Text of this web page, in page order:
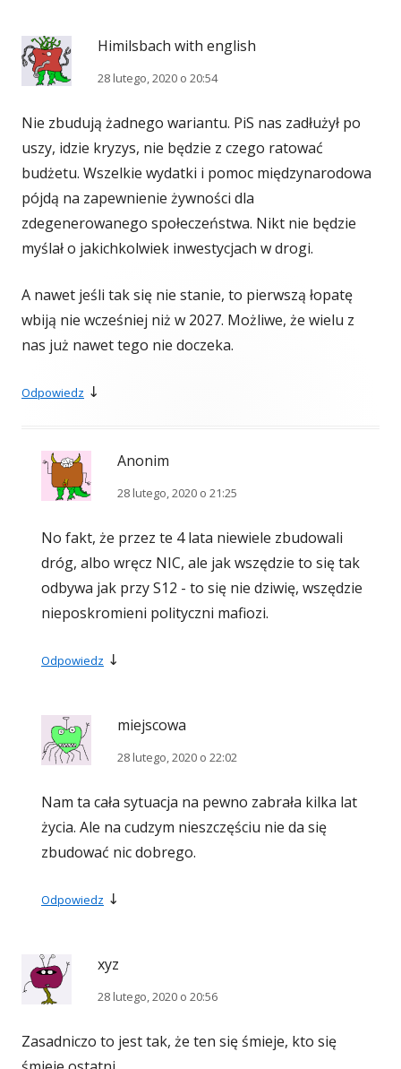
Himilsbach with english
28 lutego, 2020 o 20:54
Nie zbudują żadnego wariantu. PiS nas zadłużył po
uszy, idzie kryzys, nie będzie z czego ratować
budżetu. Wszelkie wydatki i pomoc międzynarodowa
pójdą na zapewnienie żywności dla
zdegenerowanego społeczeństwa. Nikt nie będzie
myślał o jakichkolwiek inwestycjach w drogi.
A nawet jeśli tak się nie stanie, to pierwszą łopatę
wbiją nie wcześniej niż w 2027. Możliwe, że wielu z
nas już nawet tego nie doczeka.
Odpowiedz ↓
Anonim
28 lutego, 2020 o 21:25
No fakt, że przez te 4 lata niewiele zbudowali
dróg, albo wręcz NIC, ale jak wszędzie to się tak
odbywa jak przy S12 - to się nie dziwię, wszędzie
nieposkromieni polityczni mafiozi.
Odpowiedz ↓
miejscowa
28 lutego, 2020 o 22:02
Nam ta cała sytuacja na pewno zabrała kilka lat
życia. Ale na cudzym nieszczęściu nie da się
zbudować nic dobrego.
Odpowiedz ↓
xyz
28 lutego, 2020 o 20:56
Zasadniczo to jest tak, że ten się śmieje, kto się